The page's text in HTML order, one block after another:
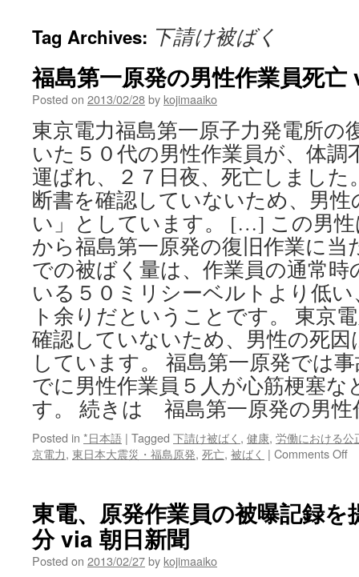
Tag Archives: 下請け被ばく
福島第一原発の男性作業員死
Posted on 2013/02/28by kojimaaiko
東京電力福島第一原子力発電所の
いた５０代の男性作業員が、体調
運ばれ、２７日夜、死亡しました
断書を確認していないため、男
い」としています。 […] この男
から福島第一原発の復旧作業に
での被ばく量は、作業員の通常
いる５０ミリシーベルトより低
ト余りだということです。 東京
確認していないため、男性の死
しています。 福島第一原発では
でに男性作業員５人が心筋梗塞
す。 続きは 福島第一原発の男性
Posted in *日本語 | Tagged 下請け被ばく , 健康, 労働における公
京電力, 東日本大震災・福島原発, 死亡, 被ばく | Comments Offon
第
一
東電、原発作業員の被曝記録
分 via 朝日新聞
Posted on 2013/02/27by kojimaaiko